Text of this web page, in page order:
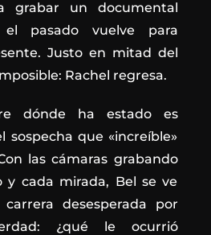
grabar un documental
pasado vuelve para
Justo en mitad del
Rachel regresa.
dónde ha estado es
sospecha que «increíble»
las cámaras grabando
y cada mirada, Bel se ve
desesperada por
¿qué le ocurrió